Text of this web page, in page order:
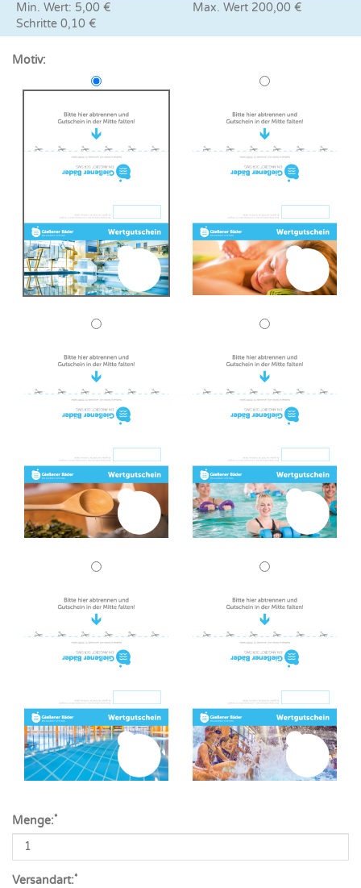
Min. Wert: 5,00 €
Max. Wert 200,00 €
Schritte 0,10 €
Motiv:
Menge:*
Versandart:*